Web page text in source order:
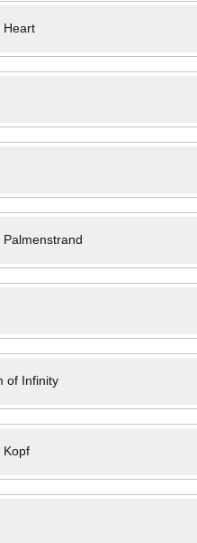
Heart
of Infinity
Kopf